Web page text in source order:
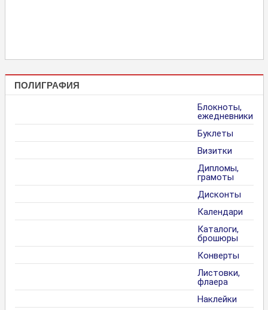
ПОЛИГРАФИЯ
Блокноты,
ежедневники
Буклеты
Визитки
Дипломы,
грамоты
Дисконты
Календари
Каталоги,
брошюры
Конверты
Листовки,
флаера
Наклейки